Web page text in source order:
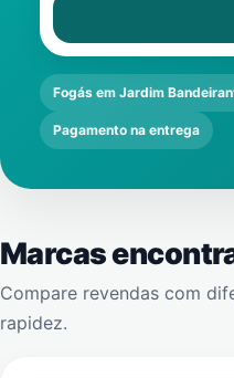
Fogás em Jardim
Pagamento na entrega
Marcas
Compare revendas com
rapidez.